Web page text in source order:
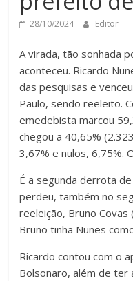
28/10/2024 Editor
A virada, tão sonhada
aconteceu. Ricardo
das pesquisas e
Paulo, sendo reeleito.
emedebista marcou
chegou a 40,65%
3,67% e nulos, 6,75%.
É a segunda derrota
perdeu, também no
reeleição, Bruno
Bruno tinha Nunes
Ricardo contou com o
Bolsonaro, além de ter